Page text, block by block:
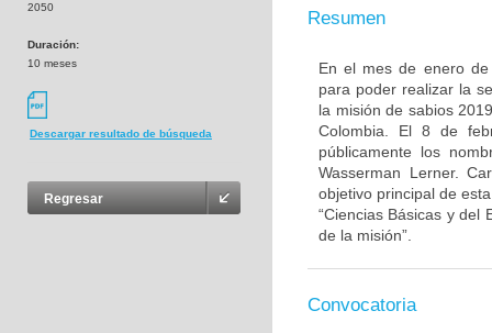
2050
Duración:
10 meses
Descargar resultado de búsqueda
Regresar
Resumen
En el mes de enero de
para poder realizar la
la misión de sabios
Colombia. El 8 de
públicamente los
Wasserman Lerner.
objetivo principal de
“Ciencias Básicas y del
de la misión”.
Convocatoria